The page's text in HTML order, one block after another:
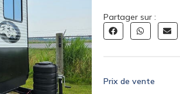
Partager sur :
Prix de vente